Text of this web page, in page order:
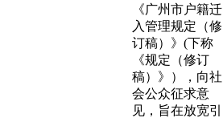
《广州市户籍迁
入管理规定（修
订稿）》(下称
《规定（修订
稿）》），向社
会公众征求意
见，旨在放宽引